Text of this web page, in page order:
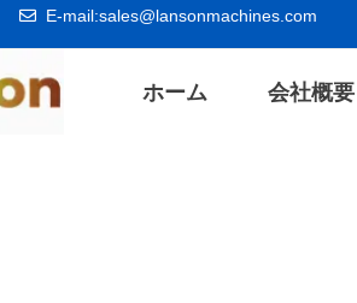
E-mail:sales@lansonmachines.com
ホーム 会社概要